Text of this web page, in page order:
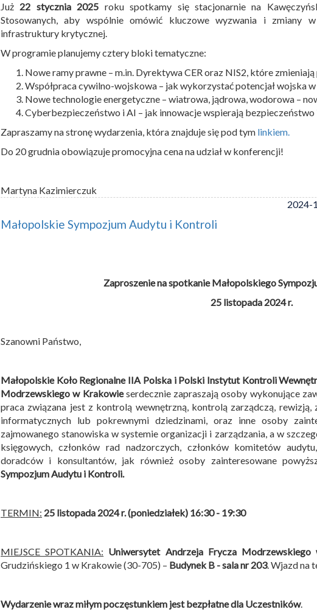
Już 22 stycznia 2025 roku spotkamy się stacjonarnie na
Stosowanych, aby wspólnie omówić kluczowe wyzwania i zmiany
infrastruktury krytycznej.
W programie planujemy cztery bloki tematyczne:
Nowe ramy prawne – m.in. Dyrektywa CER oraz NIS2, które
Współpraca cywilno-wojskowa – jak wykorzystać potencjał wojska
Nowe technologie energetyczne – wiatrowa, jądrowa, wodorowa –
Cyberbezpieczeństwo i AI – jak innowacje wspierają
Zapraszamy na stronę wydarzenia, która znajduje się pod tym linkiem.
Do 20 grudnia obowiązuje promocyjna cena na udział w konferencji!
Martyna Kazimierczuk
2024-
Małopolskie Sympozjum Audytu i Kontroli
Zaproszenie na spotkanie Małopolskiego
25 listopada 2024 r.
Szanowni Państwo,
Małopolskie Koło Regionalne IIA Polska i Polski Instytut Kontroli
Modrzewskiego w Krakowieserdecznie zapraszają osoby wykonujące
praca związana jest z kontrolą wewnętrzną, kontrolą zarządczą, rewizją,
informatycznych lub pokrewnymi dziedzinami, oraz inne osoby
zajmowanego stanowiska w systemie organizacji i zarządzania, a w
księgowych, członków rad nadzorczych, członków komitetów
doradców i konsultantów, jak również osoby zainteresowane
Sympozjum Audytu i Kontroli.
TERMIN: 25 listopada 2024 r. (poniedziałek) 16:30 - 19:30
MIEJSCE SPOTKANIA: Uniwersytet Andrzeja Frycza Modrzewskiego
Grudzińskiego 1 w Krakowie (30-705) – Budynek B -sala nr 203. Wjazd na
Wydarzenie wraz miłym poczęstunkiem jest bezpłatne dla Uczestników.